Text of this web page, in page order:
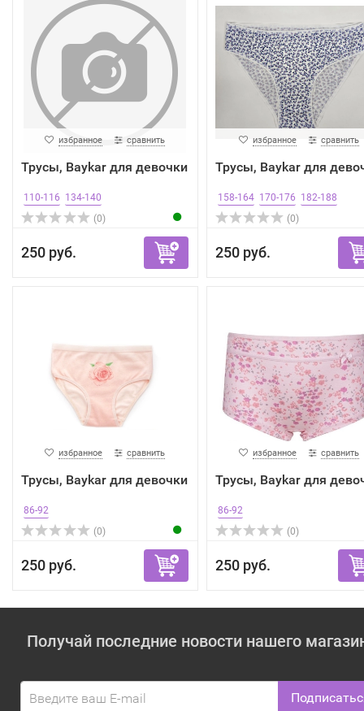
избранное сравнить
Трусы, Baykar для девочки
110-116 134-140
(0)
250 руб.
избранное сравнить
Трусы, Baykar для
158-164 170-176 182-188
(0)
250 руб.
избранное сравнить
Трусы, Baykar для девочки
86-92
(0)
250 руб.
избранное сравнить
Трусы, Baykar для
86-92
(0)
250 руб.
Получай последние новости нашего